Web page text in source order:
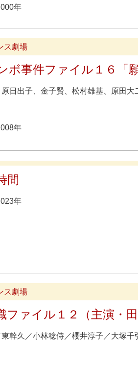
年
ス劇場
ボ事件ファイル１６「
原日出子 、金子賢 、松村雄基
原田大
年
間
年
ス劇場
ファイル１２（主演・
東幹久 ／小林稔侍 ／櫻井淳子 ／大塚千